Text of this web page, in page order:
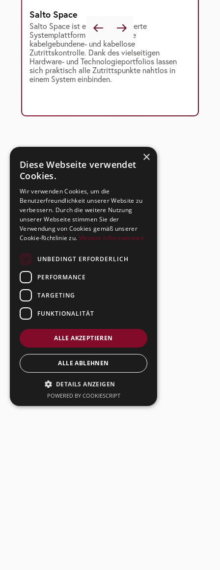
Salto Space
Salto Space ist eine voll integrierte
Systemplattform für intelligente
kabelgebundene- und kabellose
Zutrittskontrolle. Dank des vielseitigen
Hardware- und Technologieportfolios lassen
sich praktisch alle Zutrittspunkte nahtlos in
einem System einbinden.
×
Diese Webseite verwendet
Cookies.
Wir verwenden Cookies, um die
Benutzerfreundlichkeit unserer Website zu
verbessern. Durch die weitere Nutzung
unserer Webseite stimmen Sie der
Verwendung von Cookies gemäß unserer
Cookie-Richtlinie zu. Weitere Informationen
UNBEDINGT ERFORDERLICH
PERFORMANCE
TARGETING
FUNKTIONALITÄT
ALLE AKZEPTIEREN
ALLE ABLEHNEN
DETAILS ANZEIGEN
POWERED BY COOKIESCRIPT